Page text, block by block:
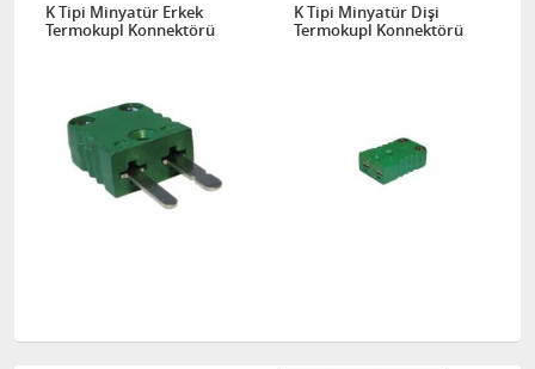
K Tipi Minyatür Erkek
Termokupl Konnektörü
K Tipi Minyatür Dişi
Termokupl Konnektörü